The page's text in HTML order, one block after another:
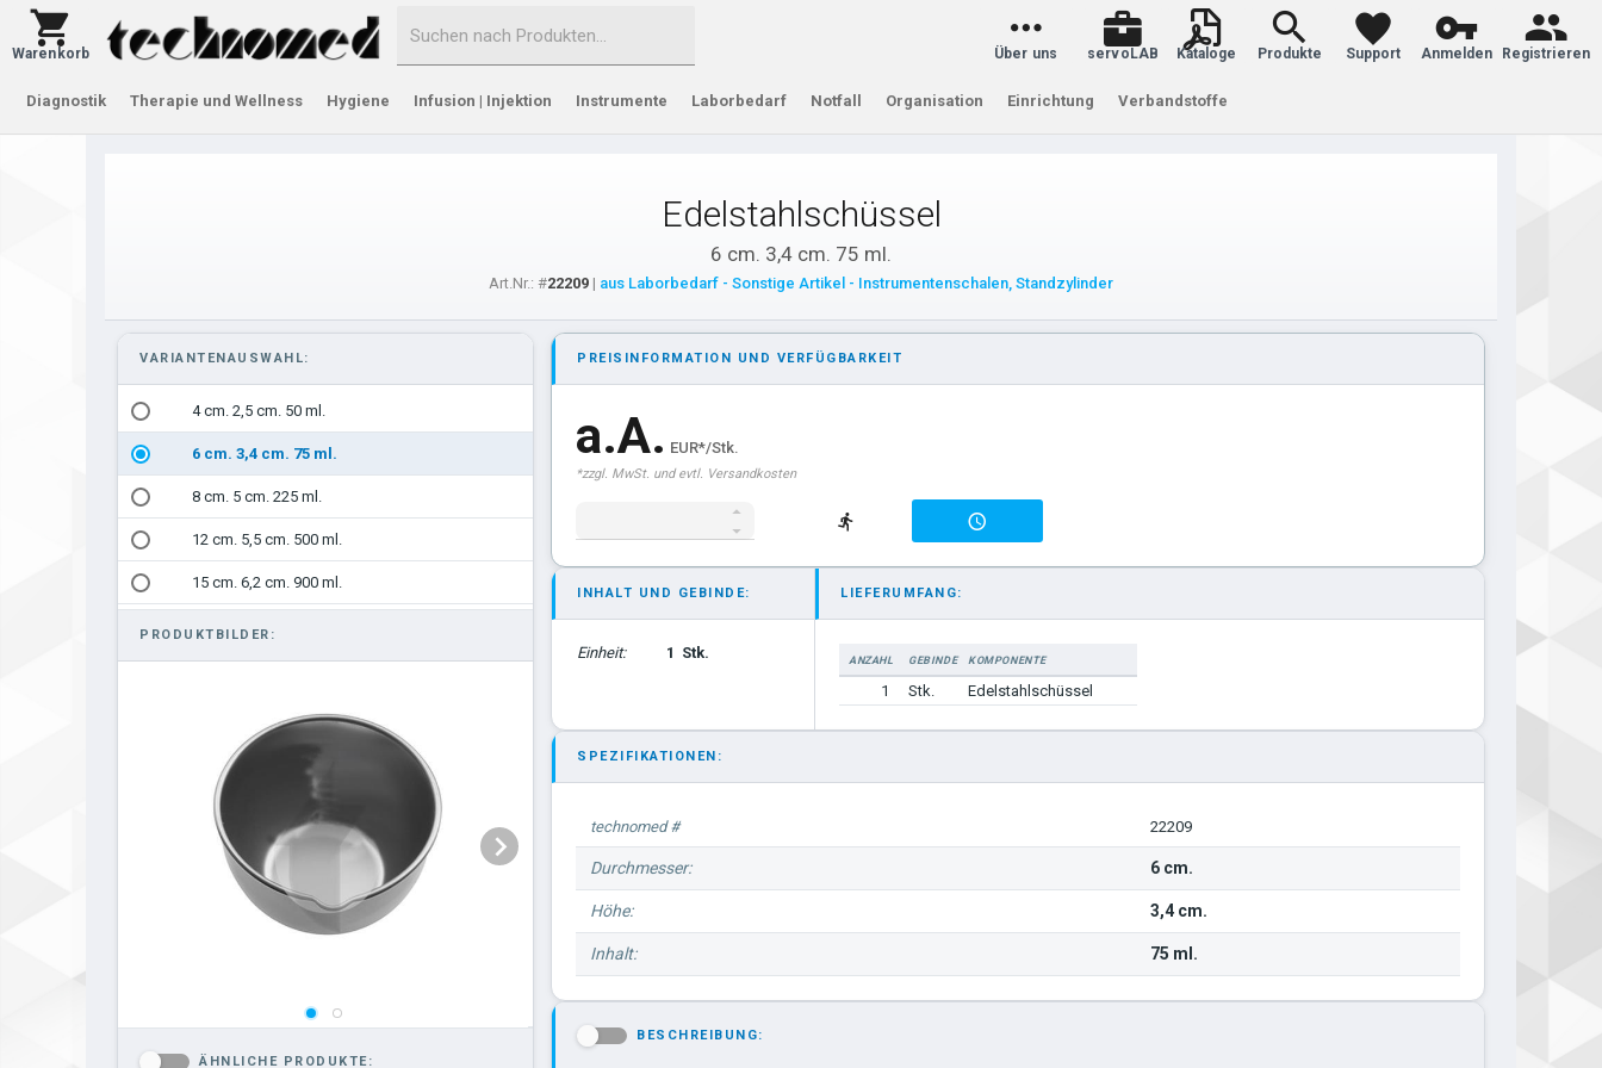
Warenkorb Über uns servoLAB Kataloge Produkte Support Anmelden Registrieren
Diagnostik Therapie und Wellness Hygiene Infusion | Injektion Instrumente Laborbedarf Notfall Organisation Einrichtung Verbandstoffe
Edelstahlschüssel
6 cm. 3,4 cm. 75 ml.
Art.Nr.: #22209 | aus Laborbedarf - Sonstige Artikel - Instrumentenschalen, Standzylinder
VARIANTENAUSWAHL:
4 cm. 2,5 cm. 50 ml.
6 cm. 3,4 cm. 75 ml.
8 cm. 5 cm. 225 ml.
12 cm. 5,5 cm. 500 ml.
15 cm. 6,2 cm. 900 ml.
PRODUKTBILDER:
ÄHNLICHE PRODUKTE:
PREISINFORMATION UND VERFÜGBARKEIT
a.A. EUR*/Stk.
*zzgl. MwSt. und evtl. Versandkosten
INHALT UND GEBINDE:
Einheit: 1 Stk.
LIEFERUMFANG:
ANZAHL GEBINDE KOMPONENTE
1
Stk. Edelstahlschüssel
SPEZIFIKATIONEN:
technomed # 22209
Durchmesser: 6 cm.
Höhe: 3,4 cm.
Inhalt: 75 ml.
BESCHREIBUNG: